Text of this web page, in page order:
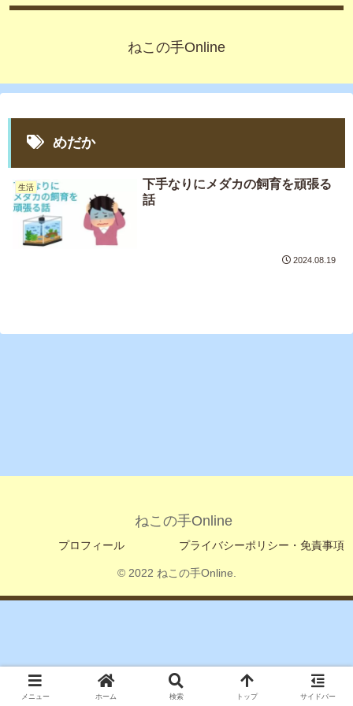
ねこの手Online
めだか
生活
下手なりにメダカの飼育を頑張る
話
2024.08.19
ねこの手Online
プロフィール プライバシーポリシー・免責事項
© 2022 ねこの手Online.
メニュー ホーム 検索 トップ サイドバー